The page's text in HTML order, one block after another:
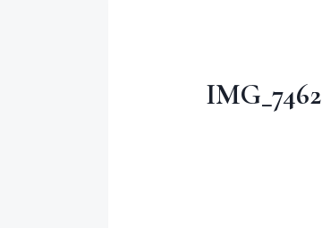
IMG_7462